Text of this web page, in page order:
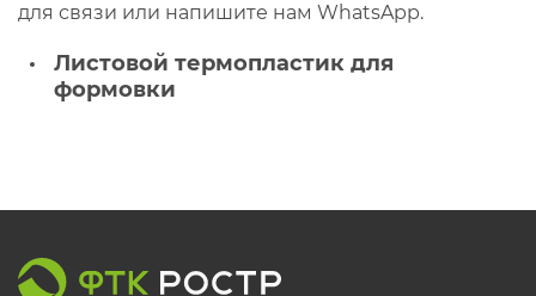
для связи или напишите нам WhatsApp.
Листовой термопластик для
формовки